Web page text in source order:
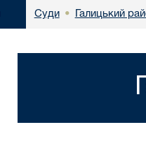
Суди • Галицький